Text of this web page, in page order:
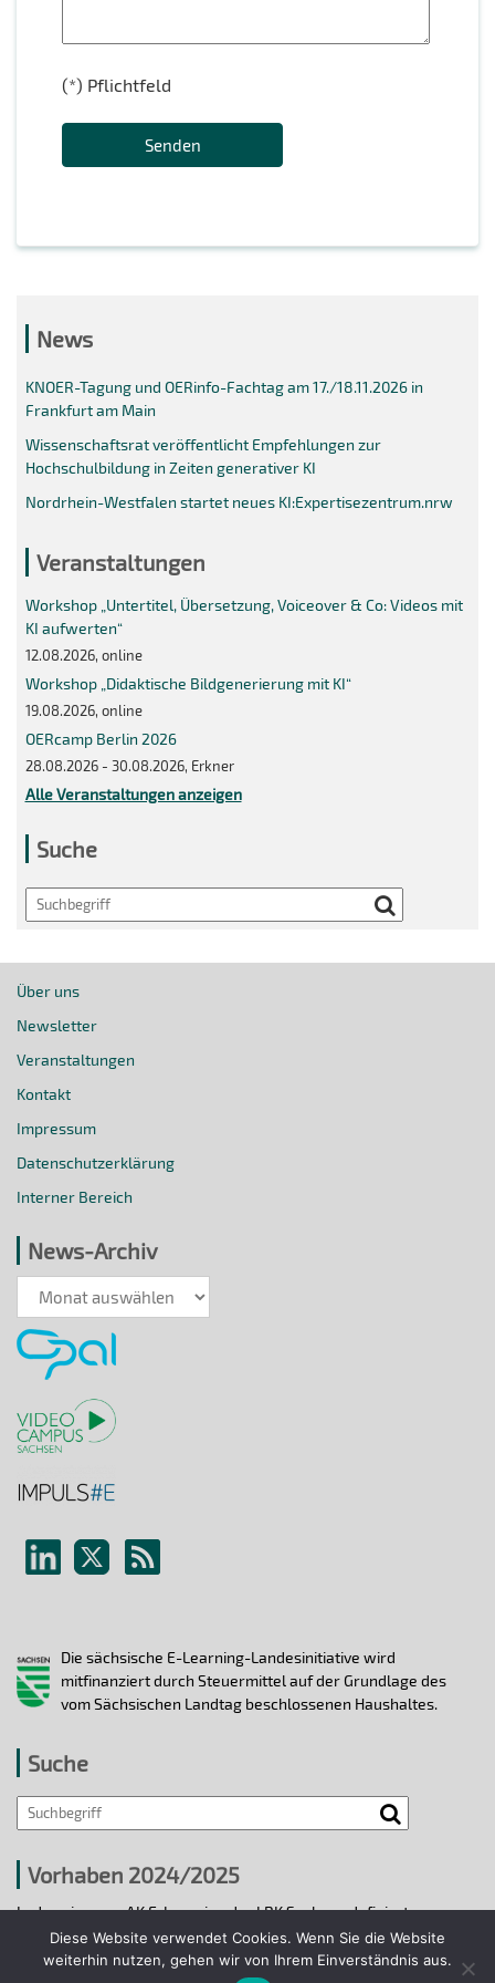
e
d
e
.
s
e
l
e
r
(*) Pflichtfeld
News
KNOER-Tagung und OERinfo-Fachtag am 17./18.11.2026 in
Frankfurt am Main
Wissenschaftsrat veröffentlicht Empfehlungen zur
Hochschulbildung in Zeiten generativer KI
Nordrhein-Westfalen startet neues KI:Expertisezentrum.nrw
Veranstaltungen
Workshop „Untertitel, Übersetzung, Voiceover & Co: Videos mit
KI aufwerten“
12.08.2026, online
Workshop „Didaktische Bildgenerierung mit KI“
19.08.2026, online
OERcamp Berlin 2026
28.08.2026 - 30.08.2026, Erkner
Alle Veranstaltungen anzeigen
Suche
Search
Über uns
Newsletter
Veranstaltungen
Kontakt
Impressum
Datenschutzerklärung
Interner Bereich
News-Archiv
News-
Archiv
Die sächsische E-Learning-Landesinitiative wird
mitfinanziert durch Steuermittel auf der Grundlage des
vom Sächsischen Landtag beschlossenen Haushaltes.
Suche
Vorhaben 2024/2025
In den vier vom AK E-Learning der LRK Sachsen definierten
strategischen Handlungsfeldern 2024/25 wurden bis 31.12.2025
ausgewählte E-Learning-Hochschulvorhaben durchgeführt.
Diese Website verwendet Cookies. Wenn Sie die Website
weiterhin nutzen, gehen wir von Ihrem Einverständnis aus.